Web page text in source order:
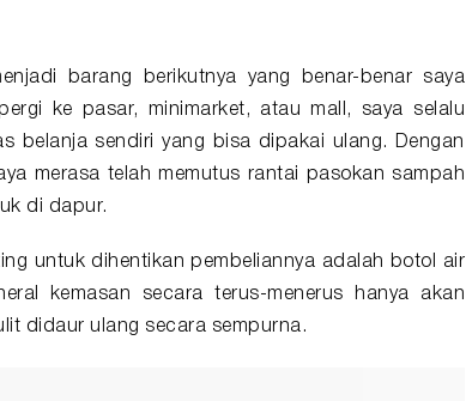
barang berikutnya yang benar-benar saya
ke pasar, minimarket, atau mall, saya selalu
belanja sendiri yang bisa dipakai ulang. Dengan
merasa telah memutus rantai pasokan sampah
di dapur.
untuk dihentikan pembeliannya adalah botol air
kemasan secara terus-menerus hanya akan
didaur ulang secara sempurna.